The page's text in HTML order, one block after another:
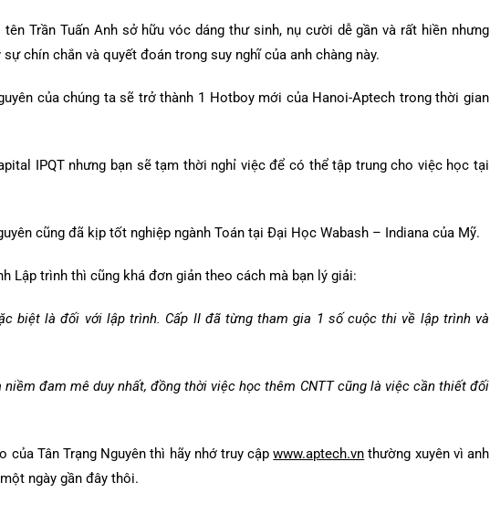
Trần Tuấn Anh sở hữu vóc dáng thư sinh, nụ cười dễ gần và rất hiền nhưng
chín chắn và quyết đoán trong suy nghĩ của anh chàng này.
của chúng ta sẽ trở thành 1 Hotboy mới của Hanoi-Aptech trong thời gian
IPQT nhưng bạn sẽ tạm thời nghỉ việc để có thể tập trung cho việc học tại
cũng đã kịp tốt nghiệp ngành Toán tại Đại Học Wabash – Indiana của Mỹ.
Lập trình thì cũng khá đơn giản theo cách mà bạn lý giải:
biệt là đối với lập trình. Cấp II đã từng tham gia 1 số cuộc thi về lập trình và
đam mê duy nhất, đồng thời việc học thêm CNTT cũng là việc cần thiết đối
của Tân Trạng Nguyên thì hãy nhớ truy cậpwww.aptech.vn thường xuyên vì anh
ngày gần đây thôi.